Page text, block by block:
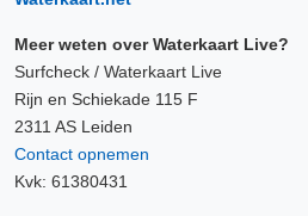
Meer weten over Waterkaart Live?
Surfcheck / Waterkaart Live
Rijn en Schiekade 115 F
2311 AS Leiden
Contact opnemen
Kvk: 61380431